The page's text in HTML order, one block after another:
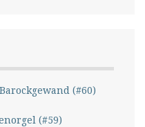
(#60)
(#59)